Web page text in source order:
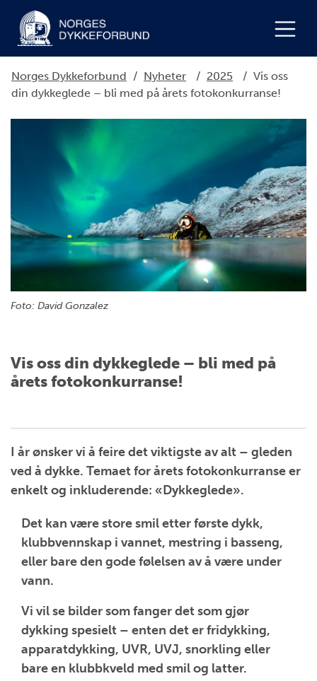
Norges Dykkeforbund / Nyheter / 2025 / Vis oss
din dykkeglede – bli med på årets fotokonkurranse!
Foto: David Gonzalez
Vis oss din dykkeglede – bli med på
årets fotokonkurranse!
I år ønsker vi å feire det viktigste av alt – gleden
ved å dykke. Temaet for årets fotokonkurranse er
enkelt og inkluderende: «Dykkeglede».
Det kan være store smil etter første dykk,
klubbvennskap i vannet, mestring i basseng,
eller bare den gode følelsen av å være under
vann.
Vi vil se bilder som fanger det som gjør
dykking spesielt – enten det er fridykking,
apparatdykking, UVR, UVJ, snorkling eller
bare en klubbkveld med smil og latter.